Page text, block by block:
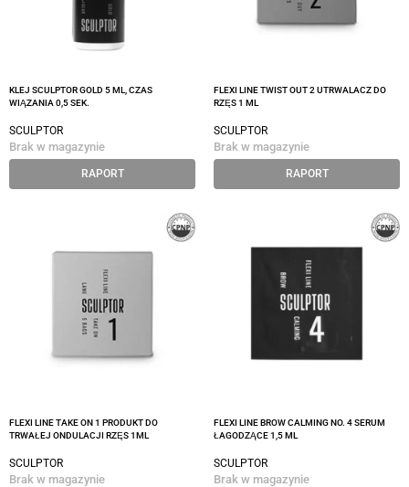
KLEJ SCULPTOR GOLD 5 ML, CZAS
WIĄZANIA 0,5 SEK.
SCULPTOR
Brak w magazynie
RAPORT
FLEXI LINE TWIST OUT 2 UTRWALACZ DO
RZĘS 1 ML
SCULPTOR
Brak w magazynie
RAPORT
FLEXI LINE TAKE ON 1 PRODUKT DO
TRWAŁEJ ONDULACJI RZĘS 1ML
SCULPTOR
Brak w magazynie
FLEXI LINE BROW CALMING NO. 4 SERUM
ŁAGODZĄCE 1,5 ML
SCULPTOR
Brak w magazynie